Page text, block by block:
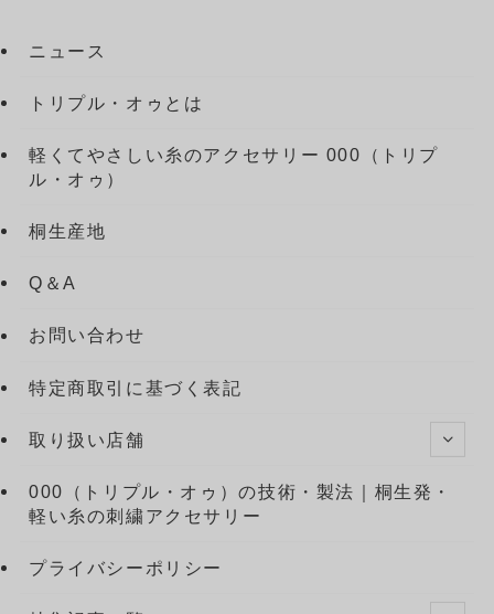
ニュース
トリプル・オゥとは
軽くてやさしい糸のアクセサリー 000（トリプ
ル・オゥ）
桐生産地
Q＆A
お問い合わせ
特定商取引に基づく表記
取り扱い店舗
000（トリプル・オゥ）の技術・製法｜桐生発・
軽い糸の刺繍アクセサリー
プライバシーポリシー